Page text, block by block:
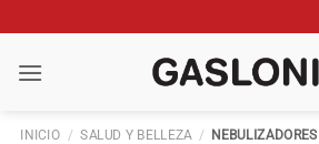
al
contenido
INICIO / SALUD Y BELLEZA / NEBULIZADORES